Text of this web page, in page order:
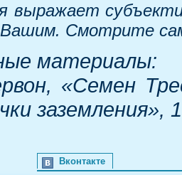
выражает
Вашим. Смотрите
материалы:
«Семен
заземления»,
Вконтакте